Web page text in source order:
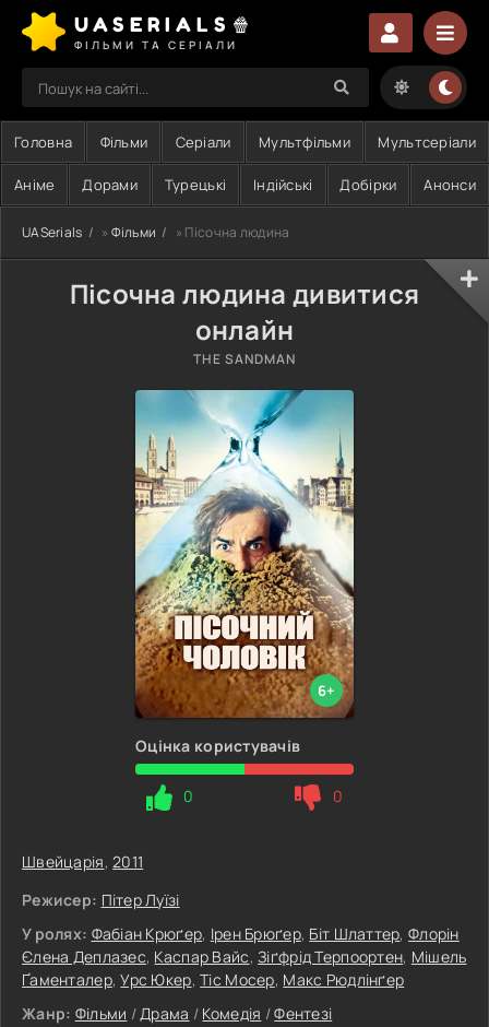
UASERIALS🍿
ФІЛЬМИ ТА СЕРІАЛИ
Головна Фільми Серіали Мультфільми Мультсеріали
Аніме Дорами Турецькі Індійські Добірки Анонси
UASerials » Фільми » Пісочна людина
Пісочна людина дивитися
онлайн
THE SANDMAN
6+
Оцінка користувачів
0 0
Швейцарія,2011
Режисер: Пітер Луїзі
У ролях: Фабіан Крюґер, Ірен Брюґер, Біт Шлаттер,Флорін
Єлена Деплазес, Каспар Вайс,Зіґфрід Терпоортен, Мішель
Ґаменталер,Урс Юкер,Тіс Мосер, Макс Рюдлінґер
Жанр: Фільми /Драма / Комедія /Фентезі